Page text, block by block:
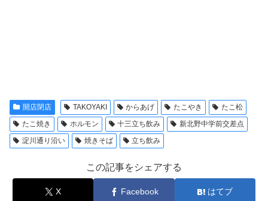
開店閉店 TAKOYAKI からあげ たこやき
たこ松
たこ焼き
ホルモン 十三立ち飲み
新北野中学前交差点
淀川通り沿い
焼きそば 立ち飲み
この記事をシェアする
X Facebook はてブ